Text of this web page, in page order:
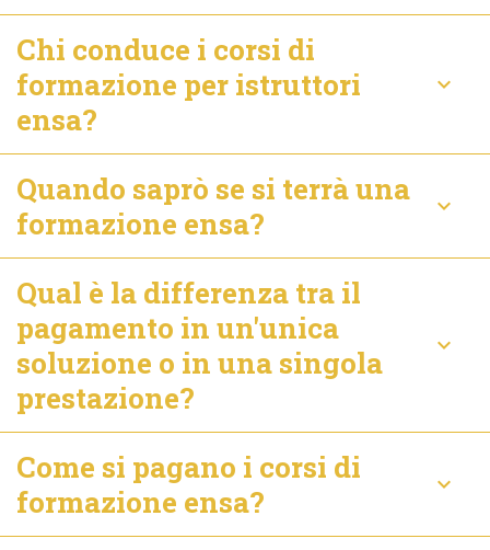
Chi conduce i corsi di
formazione per istruttori
ensa?
keyboard_arrow_down
Quando saprò se si terrà una
formazione ensa?
keyboard_arrow_down
Qual è la differenza tra il
pagamento in un'unica
soluzione o in una singola
prestazione?
keyboard_arrow_down
Come si pagano i corsi di
formazione ensa?
keyboard_arrow_down